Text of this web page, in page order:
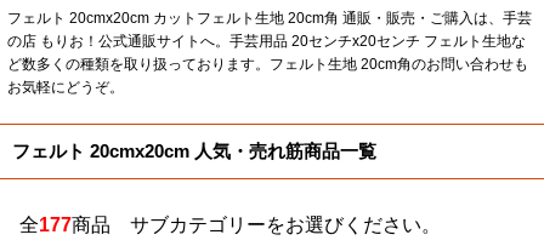
フェルト 20cmx20cm カットフェルト生地 20cm角 通販・販売・ご購入は、手芸
の店 もりお！公式通販サイトへ。手芸用品 20センチx20センチ フェルト生地な
ど数多くの種類を取り扱っております。フェルト生地 20cm角のお問い合わせも
お気軽にどうぞ。
フェルト 20cmx20cm 人気・売れ筋商品一覧
全177商品 サブカテゴリーをお選びください。